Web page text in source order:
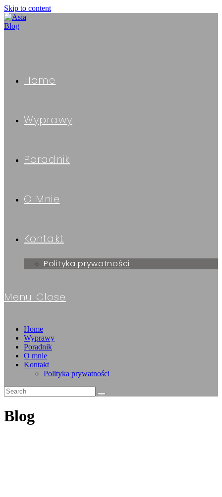
Skip to content
Home
Wyprawy
Poradnik
O Mnie
Kontakt
Polityka prywatności
Menu Close
Home
Wyprawy
Poradnik
O mnie
Kontakt
Polityka prywatności
Blog